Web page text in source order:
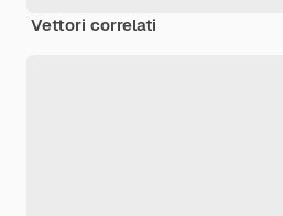
Vettori correlati